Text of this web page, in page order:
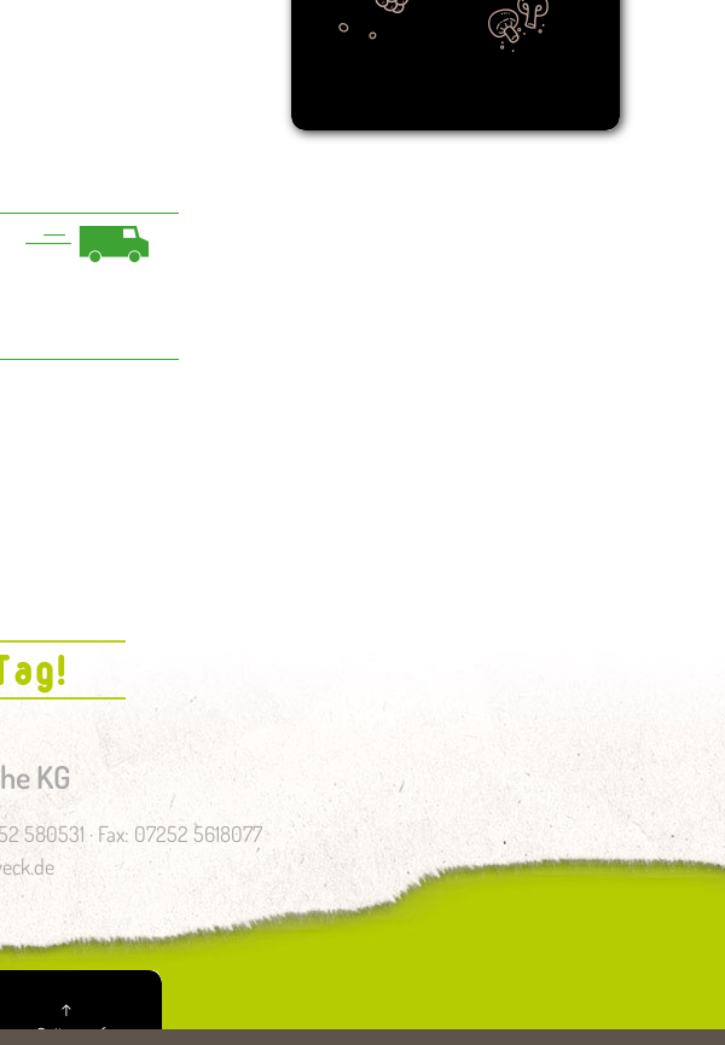
KG
580531 · Fax: 07252 5618077
↑
zum Seitenanfang